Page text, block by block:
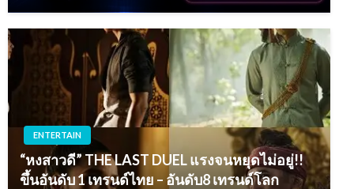
ENTERTAIN
“หงสาวดี” THE LAST DUEL แรงจนหยุดไม่อยู่!!
ขึ้นอันดับ 1 เทรนด์ไทย – อันดับ8 เทรนด์โลก